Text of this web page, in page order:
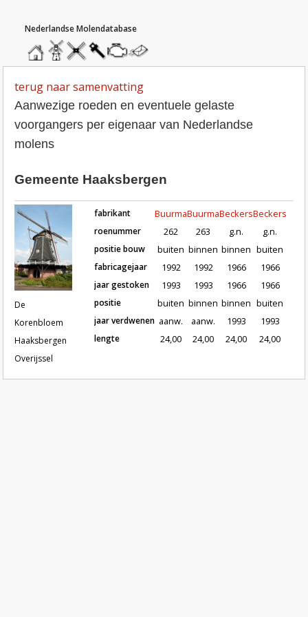
homemolendatabase
roedendatabase
assendatabase
motorendatabase
stuur
een
terug naar samenvatting
Aanwezige roeden en eventuele gelaste
voorgangers per eigenaar van Nederlandse
molens
Gemeente Haaksbergen
De
Korenbloem
Haaksbergen
Overijssel
Roeden van molen De Korenbloem in
fabrikant
roenummer
positie bouw
fabricagejaar
jaar gestoken
positie
jaar verdwenen
lengte
Buurma
262
buiten
1992
1993
buiten
aanw.
24,00
Buurma
263
binnen
1992
1993
binnen
aanw.
24,00
Beckers
g.n.
binnen
1966
1966
binnen
1993
24,00
Beckers
g.n.
buiten
1966
1966
buiten
1993
24,00